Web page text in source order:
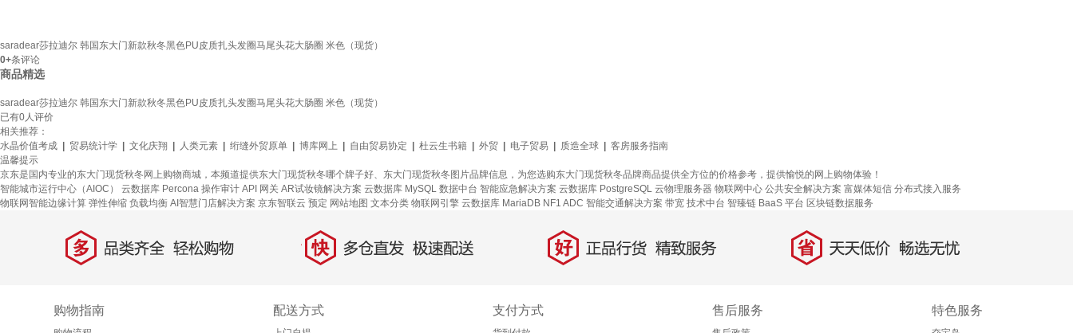
saradear莎拉迪尔 韩国东大门新款秋冬黑色PU皮质扎头发圈马尾头花大肠圈 米色（现货）
0+条评论
商品精选
saradear莎拉迪尔 韩国东大门新款秋冬黑色PU皮质扎头发圈马尾头花大肠圈 米色（现货）
已有0人评价
相关推荐：
水晶价值考成
贸易统计学 文化庆翔 人类元素 绗缝外贸原单 博库网上 自由贸易协定 杜云生书籍 外贸 电子贸易 质造全球
客房服务指南
温馨提示
京东是国内专业的东大门现货秋冬网上购物商城，本频道提供东大门现货秋冬哪个牌子好、东大门现货秋冬图片品牌信息，为您选购东大门现货秋冬品牌商品提供全方位的价格参考，提供愉悦的网上购物体验！
智能城市运行中心（AIOC）
云数据库 Percona 操作审计 API 网关 AR试妆镜解决方案 云数据库 MySQL 数据中台 智能应急解决方案 云数据库 PostgreSQL 云物理服务器 物联网中心 公共安全解决方案 富媒体短信 分布式接入服务
物联网智能边缘计算 弹性伸缩 负载均衡 AI智慧门店解决方案 京东智联云 预定 网站地图 文本分类 物联网引擎 云数据库 MariaDB NF1 ADC 智能交通解决方案 带宽 技术中台 智臻链 BaaS 平台 区块链数据服务
多 品类齐全，轻松购物 快 多仓直发，极速配送 好 正品行货，精致服务 省 天天低价，畅选无忧
购物指南 配送方式 支付方式 售后服务 特色服务